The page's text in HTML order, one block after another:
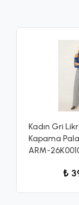
Kadın Gri
Kapama
ARM-
₺